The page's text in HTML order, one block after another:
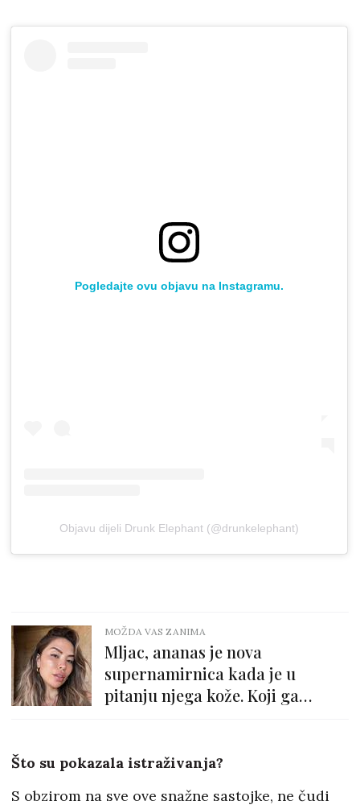
Pogledajte ovu objavu na Instagramu.
Objavu dijeli Drunk Elephant (@drunkelephant)
MOŽDA VAS ZANIMA
Mljac, ananas je nova
supernamirnica kada je u
pitanju njega kože. Koji ga
Što su pokazala istraživanja?
S obzirom na sve ove snažne sastojke, ne čudi